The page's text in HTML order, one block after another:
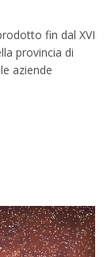
fin dal XVI
provincia di
aziende